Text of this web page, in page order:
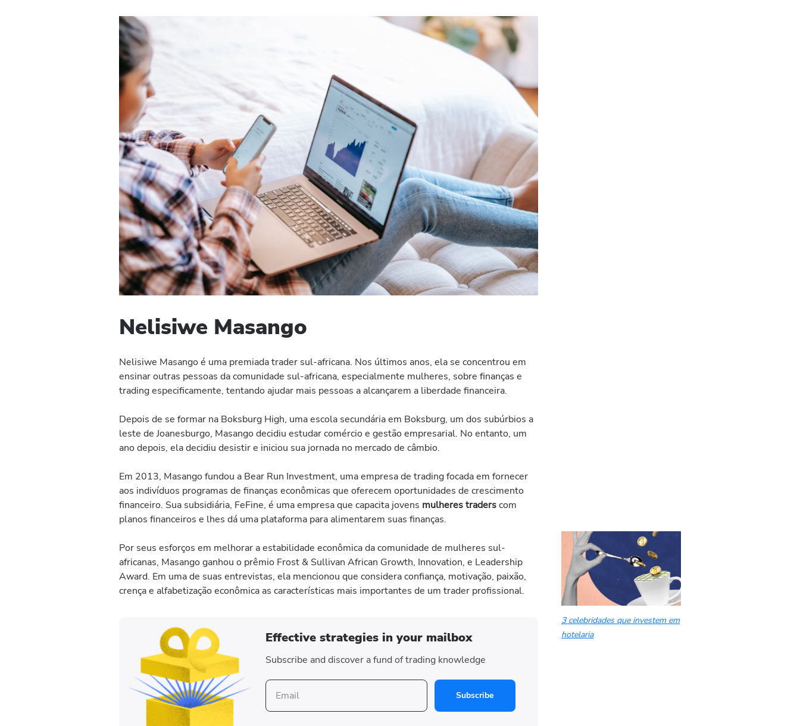
Nelisiwe Masango
Nelisiwe Masango é uma premiada trader sul-africana. Nos últimos anos, ela se concentrou em
ensinar outras pessoas da comunidade sul-africana, especialmente mulheres, sobre finanças e
trading especificamente, tentando ajudar mais pessoas a alcançarem a liberdade financeira.
Depois de se formar na Boksburg High, uma escola secundária em Boksburg, um dos subúrbios a
leste de Joanesburgo, Masango decidiu estudar comércio e gestão empresarial. No entanto, um
ano depois, ela decidiu desistir e iniciou sua jornada no mercado de câmbio.
Em 2013, Masango fundou a Bear Run Investment, uma empresa de trading focada em fornecer
aos indivíduos programas de finanças econômicas que oferecem oportunidades de crescimento
financeiro. Sua subsidiária, FeFine, é uma empresa que capacita jovens mulheres traderscom
planos financeiros e lhes dá uma plataforma para alimentarem suas finanças.
3 celebridades que investem em
hotelaria
Por seus esforços em melhorar a estabilidade econômica da comunidade de mulheres sul-
africanas, Masango ganhou o prêmio Frost & Sullivan African Growth, Innovation, e Leadership
Award. Em uma de suas entrevistas, ela mencionou que considera confiança, motivação, paixão,
crença e alfabetização econômica as características mais importantes de um trader profissional.
Effective strategies in your mailbox
Subscribe and discover a fund of trading knowledge
Subscribe